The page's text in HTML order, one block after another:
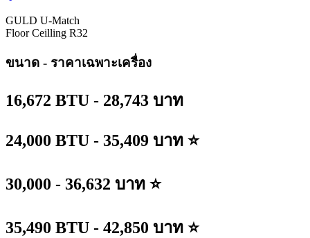
GULD U-Match
Floor Ceilling R32
ขนาด - ราคาเฉพาะเครื่อง
16,672 BTU - 28,743 บาท
24,000 BTU - 35,409 บาท ⭐
30,000 - 36,632 บาท ⭐
35,490 BTU - 42,850 บาท ⭐